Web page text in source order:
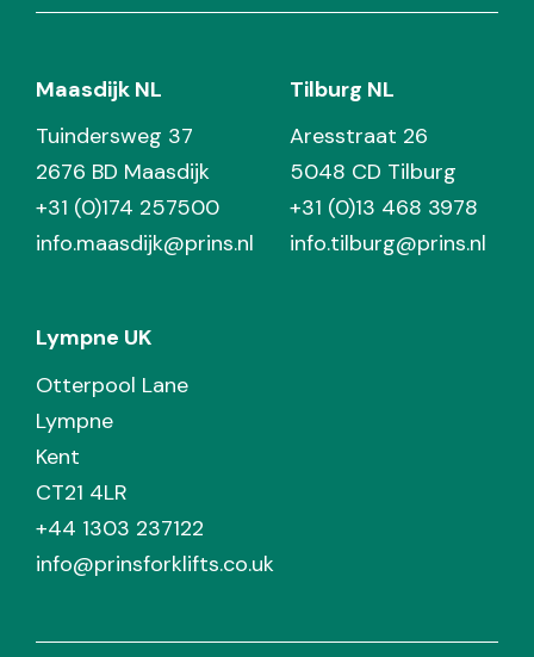
Maasdijk NL
Tuindersweg 37
2676 BD Maasdijk
+31 (0)174 257500
info.maasdijk@prins.nl
Tilburg NL
Aresstraat 26
5048 CD Tilburg
+31 (0)13 468 3978
info.tilburg@prins.nl
Lympne UK
Otterpool Lane
Lympne
Kent
CT21 4LR
+44 1303 237122
info@prinsforklifts.co.uk